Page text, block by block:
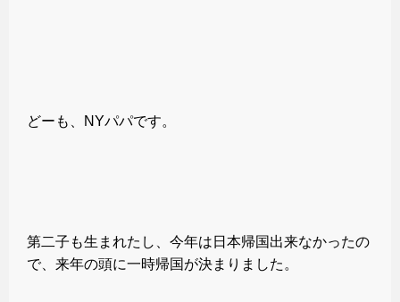
どーも、NYパパです。
第二子も生まれたし、今年は日本帰国出来なかったの
で、来年の頭に一時帰国が決まりました。